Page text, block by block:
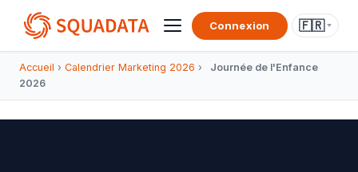
Connexion 🇫🇷
Accueil › Calendrier Marketing 2026 ›
Journée de l'Enfance
2026